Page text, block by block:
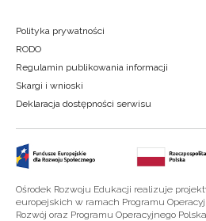
Polityka prywatności
RODO
Regulamin publikowania informacji
Skargi i wnioski
Deklaracja dostępności serwisu
Ośrodek Rozwoju Edukacji realizuje
europejskich w ramach Programu
Rozwój oraz Programu Operacyjnego